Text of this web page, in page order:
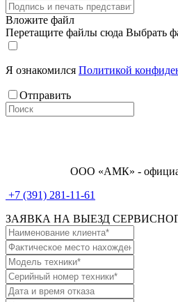
Вложите файл
Перетащите файлы сюда Выбрать
Я ознакомился Политикой
Отправить
ООО «АМК» -
+7 (391) 281-11-61
ЗАЯВКА НА ВЫЕЗД